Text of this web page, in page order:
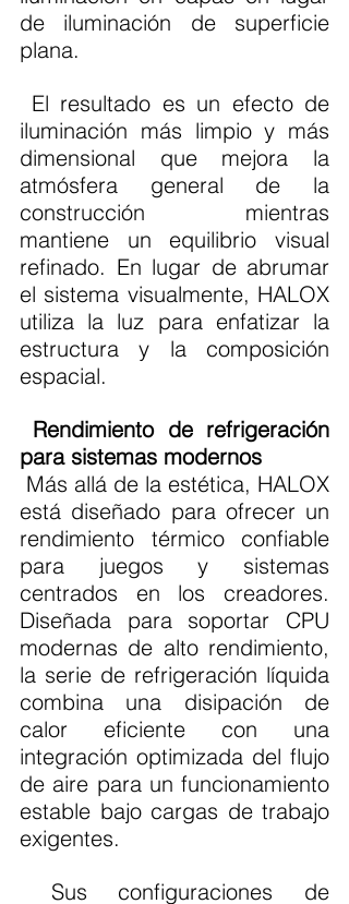
de iluminación de superficie
plana.
iluminación más limpio y más
dimensional que mejora la
atmósfera general de la
construcción mientras
mantiene un equilibrio visual
refinado. En lugar de abrumar
el sistema visualmente, HALOX
utiliza la luz para enfatizar la
estructura y la composición
espacial.
Rendimiento de refrigeración
para sistemas modernos
está diseñado para ofrecer un
rendimiento térmico confiable
para juegos y sistemas
centrados en los creadores.
Diseñada para soportar CPU
modernas de alto rendimiento,
la serie de refrigeración líquida
combina una disipación de
calor eficiente con una
integración optimizada del flujo
de aire para un funcionamiento
estable bajo cargas de trabajo
exigentes.